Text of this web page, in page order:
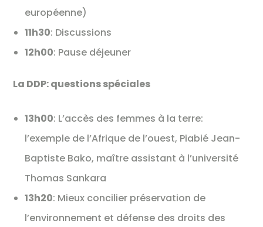
européenne)
11h30: Discussions
12h00: Pause déjeuner
La DDP: questions spéciales
13h00: L’accès des femmes à la terre:
l’exemple de l’Afrique de l’ouest, Piabié Jean-
Baptiste Bako, maître assistant à l’université
Thomas Sankara
13h20: Mieux concilier préservation de
l’environnement et défense des droits des